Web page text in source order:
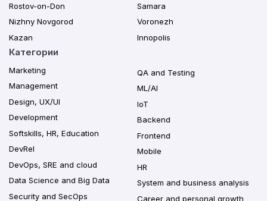
Rostov-on-Don
Nizhny Novgorod
Kazan
Samara
Voronezh
Innopolis
Категории
Marketing
Management
Design, UX/UI
Development
Softskills, HR, Education
DevRel
DevOps, SRE and cloud
Data Science and Big Data
Security and SecOps
QA and Testing
ML/AI
IoT
Backend
Frontend
Mobile
HR
System and business analysis
Career and personal growth